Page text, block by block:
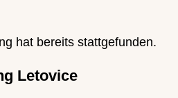
hat bereits stattgefunden.
Letovice